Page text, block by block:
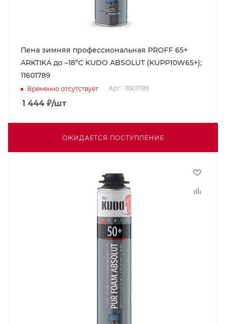
Пена зимняя профессиональная PROFF 65+
ARKTIKA до –18°С KUDO ABSOLUT (KUPP10W65+);
11601789
Временно отсутствует Арт.: 11601789
1 444 ₽/шт
ОЖИДАЕТСЯ ПОСТУПЛЕНИЕ